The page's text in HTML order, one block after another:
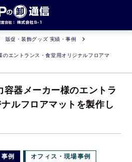
販促・装飾グッズ 実績・事例
エントランス・食堂用オリジナルフロアマ
器メーカー様のエントラ
ルフロアマットを製作し
例
オフィス・現場事例